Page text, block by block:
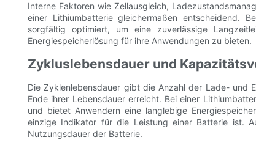
Interne Faktoren wie Zellausgleich,
einer Lithiumbatterie gleichermaßen entscheidend.
sorgfältig optimiert, um eine zuverlässige
Energiespeicherlösung für ihre Anwendungen zu bieten.
Zykluslebensdauer und
Die Zyklenlebensdauer gibt die Anzahl der Lade- und
Ende ihrer Lebensdauer erreicht. Bei einer
und bietet Anwendern eine langlebige
einzige Indikator für die Leistung einer Batterie ist.
Nutzungsdauer der Batterie.